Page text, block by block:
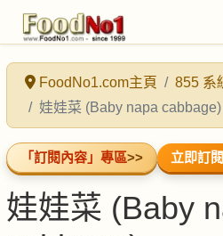
FoodNo1.com主頁 855 系
娃娃菜 (Baby napa cabbage)
「訂閱內容」專區>> 立即訂閱
娃娃菜 (Baby